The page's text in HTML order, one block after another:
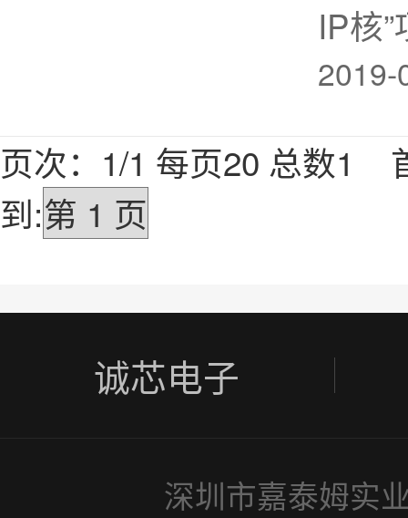
IP核
（民
年10
2019-
页次：1/1 每页20 总数
到:
诚芯电子
深圳市嘉泰姆实